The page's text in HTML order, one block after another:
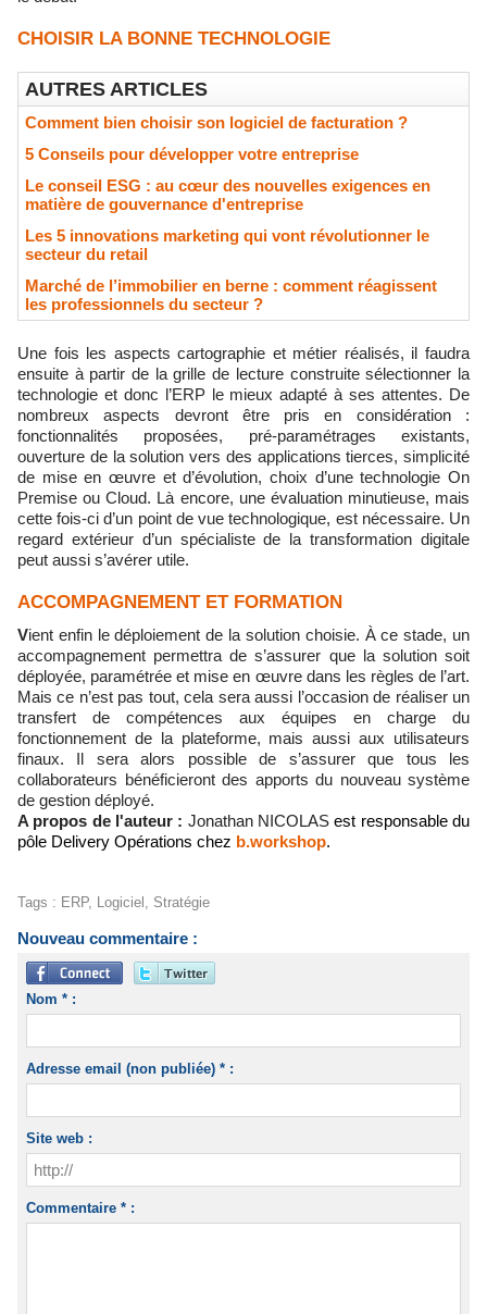
CHOISIR LA BONNE TECHNOLOGIE
AUTRES ARTICLES
Comment bien choisir son logiciel de facturation ?
5 Conseils pour développer votre entreprise
Le conseil ESG : au cœur des nouvelles exigences en
matière de gouvernance d'entreprise
Les 5 innovations marketing qui vont révolutionner le
secteur du retail
Marché de l’immobilier en berne : comment réagissent
les professionnels du secteur ?
Une fois les aspects cartographie et métier réalisés, il faudra
ensuite à partir de la grille de lecture construite sélectionner la
technologie et donc l’ERP le mieux adapté à ses attentes. De
nombreux aspects devront être pris en considération :
fonctionnalités proposées, pré-paramétrages existants,
ouverture de la solution vers des applications tierces, simplicité
de mise en œuvre et d’évolution, choix d’une technologie On
Premise ou Cloud. Là encore, une évaluation minutieuse, mais
cette fois-ci d’un point de vue technologique, est nécessaire. Un
regard extérieur d’un spécialiste de la transformation digitale
peut aussi s’avérer utile.
ACCOMPAGNEMENT ET FORMATION
Vient enfin le déploiement de la solution choisie. À ce stade, un
accompagnement permettra de s’assurer que la solution soit
déployée, paramétrée et mise en œuvre dans les règles de l’art.
Mais ce n’est pas tout, cela sera aussi l’occasion de réaliser un
transfert de compétences aux équipes en charge du
fonctionnement de la plateforme, mais aussi aux utilisateurs
finaux. Il sera alors possible de s’assurer que tous les
collaborateurs bénéficieront des apports du nouveau système
de gestion déployé.
A propos de l'auteur : Jonathan NICOLAS est responsable du
pôle Delivery Opérations chez b.workshop.
Tags : ERP, Logiciel , Stratégie
Nouveau commentaire :
Nom * :
Adresse email (non publiée) * :
Site web :
Commentaire * :